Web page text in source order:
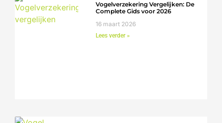
Vogelverzekering Vergelijken: De
Complete Gids voor 2026
16 maart 2026
Lees verder »